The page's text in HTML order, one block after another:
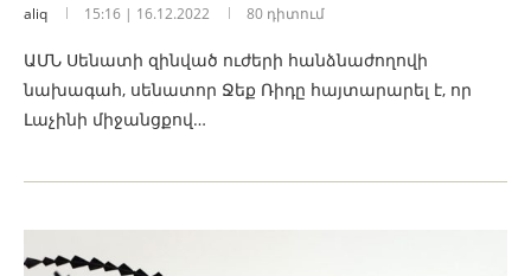
aliq 15:16 | 16.12.2022 80 դիտում
ԱՄՆ Սենատի զինված ուժերի հանձնաժողովի
նախագահ, սենատոր Ջեք Ռիդը հայտարարել է, որ
Լաչինի միջանցքով…